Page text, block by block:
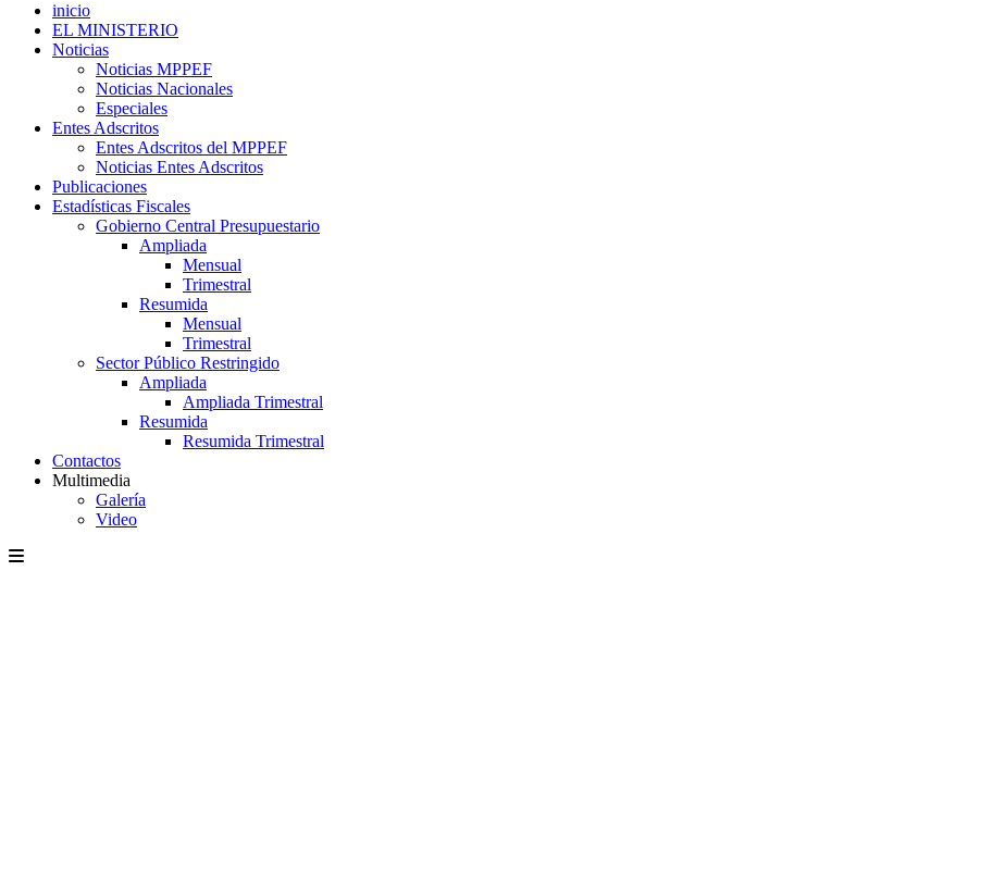
inicio
EL MINISTERIO
Noticias
Noticias MPPEF
Noticias Nacionales
Especiales
Entes Adscritos
Entes Adscritos del MPPEF
Noticias Entes Adscritos
Publicaciones
Estadísticas Fiscales
Gobierno Central Presupuestario
Ampliada
Mensual
Trimestral
Resumida
Mensual
Trimestral
Sector Público Restringido
Ampliada
Ampliada Trimestral
Resumida
Resumida Trimestral
Contactos
Multimedia
Galería
Video